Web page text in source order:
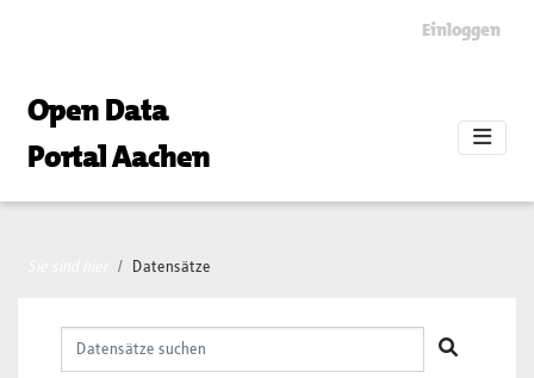
Einloggen
Open Data
Portal Aachen
Datensätze